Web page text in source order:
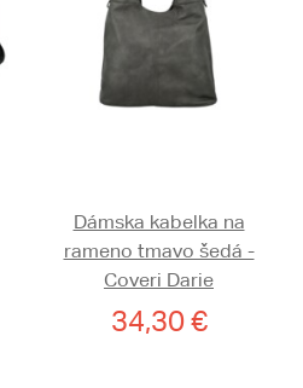
Dámska kabelka na
rameno tmavo šedá -
Coveri Darie
34,30 €